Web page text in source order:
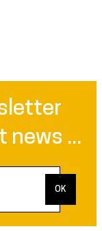
news ...